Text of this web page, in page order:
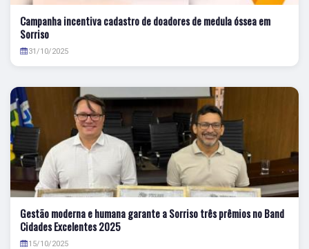
Campanha incentiva cadastro de doadores de medula óssea em
Sorriso
31/10/2025
Gestão moderna e humana garante a Sorriso três prêmios no Band
Cidades Excelentes 2025
15/10/2025